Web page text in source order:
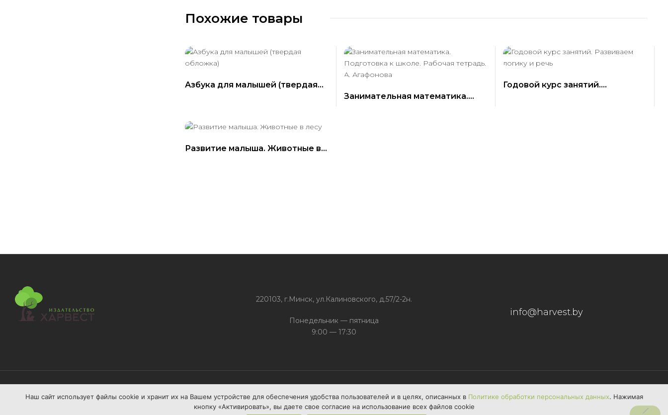
Похожие товары
Азбука для малышей (твердая
Занимательная математика.
Годовой курс занятий.
Развитие малыша. Животные в
Наш сайт использует файлы сооkіе и хранит их на Вашем устройстве для обеспечения удобства пользователей и в целях, описанных в Политике обработки персональных данных. Нажимая
кнопку «Активировать», вы даете свое согласие на использование всех файлов сооkіе
220103, г.Минск, ул.Калиновского, д.57/2-2н.
Понедельник — пятница
9:00 — 17:30
info@harvest.by
Сайт разработан: GUSAROV
Свяжись с нами:+375 (17) 388 60 45